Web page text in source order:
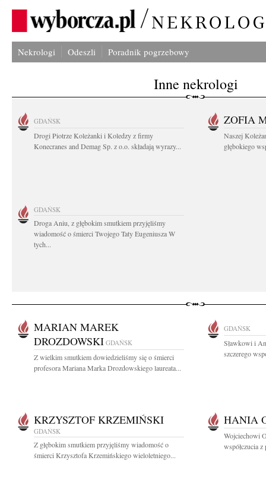
Nekrologi Odeszli Poradnik pogrzebowy
Inne nekrologi
GDAŃSK
Drogi Piotrze Koleżanki i Koledzy z firmy
Konecranes and Demag Sp. z o.o. składają wyrazy...
ZOFIA
Naszej
głębokiego
GDAŃSK
Droga Aniu, z głębokim smutkiem przyjęliśmy
wiadomość o śmierci Twojego Taty Eugeniusza W
tych...
MARIAN MAREK
DROZDOWSKI GDAŃSK
Z wielkim smutkiem dowiedzieliśmy się o śmierci
profesora Mariana Marka Drozdowskiego laureata...
GDAŃSK
Sławkowi i
szczerego
KRZYSZTOF KRZEMIŃSKI
GDAŃSK
Z głębokim smutkiem przyjęliśmy wiadomość o
śmierci Krzysztofa Krzemińskiego wieloletniego...
HANIA
Wojciechowi
współczucia